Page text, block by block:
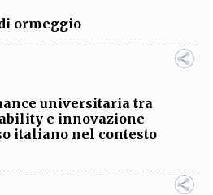
ormeggio
universitaria tra
e innovazione
italiano nel contesto